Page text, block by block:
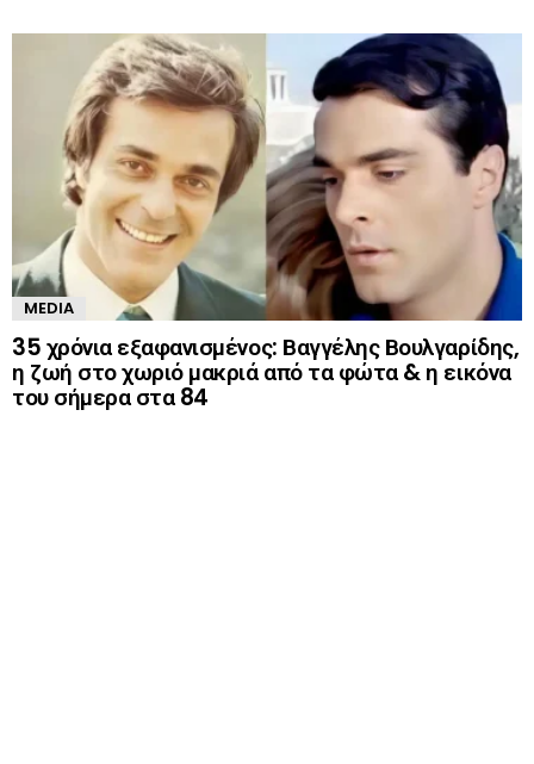
MEDIA
35 χρόνια εξαφανισμένος: Βαγγέλης Βουλγαρίδης,
η ζωή στο χωριό μακριά από τα φώτα & η εικόνα
του σήμερα στα 84